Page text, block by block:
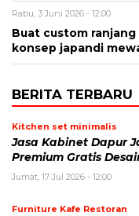
Rabu, 3 Juni 2026 - 12:00
Buat custom
konsep japandi
BERITA TERBARU
Kitchen set minimalis
Jasa Kabinet Dapur
Premium Gratis
Jumat, 17 Jul 2026 - 12:00
Furniture Kafe Restoran